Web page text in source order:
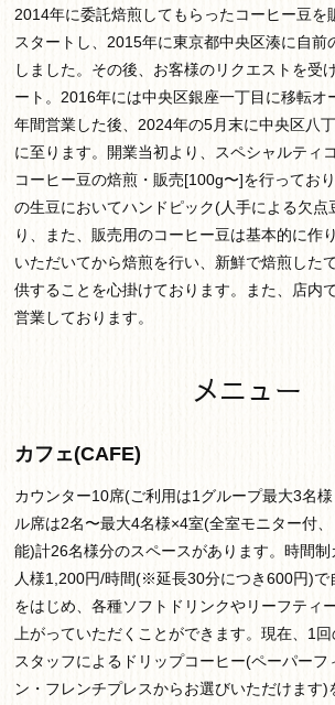
2014年に委託焙煎してもらったコーヒー豆を
スタートし、2015年に東京都中央区湊に自前
しました。その後、お客様のリクエストを受
ート。2016年には中央区銀座一丁目に移転オ
年間営業した後、2024年の5月末に中央区八
に至ります。開業当初より、スペシャルティ
コーヒー豆の焙煎・販売[100g〜]を行ってお
の生豆においてハンドピック(人手による欠点
り、また、販売用のコーヒー豆は基本的に作
いただいてから焙煎を行い、新鮮で焙煎した
供することを心掛けております。また、店内
営業しております。
メニュー
カフェ(CAFE)
カウンター10席(ご利用は1グループ最大3名
ル席は2名〜最大4名様×4室(全室モニター付
能)計26名様分のスペースがあります。時間
人様1,200円/時間(※延長30分につき600円)で
をはじめ、各種ソフトドリンクやリーフティ
上がっていただくことができます。現在、1回
スタッフによるドリップコーヒー(ペーパーフ
ン・フレンチプレスからお選びいただけます)